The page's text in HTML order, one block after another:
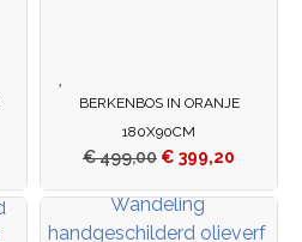
BERKENBOS IN ORANJE
180X90CM
€499,00 € 399,20